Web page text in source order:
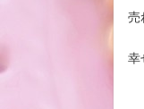
売
幸